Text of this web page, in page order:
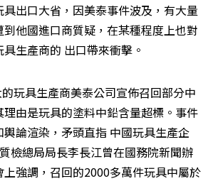
出口大省，因美泰事件波及，有大量
他國進口商質疑，在某種程度上也對
生產商的 出口帶來衝擊。
由是玩具的塗料中鉛含量超標。事件
論渲染，矛頭直指 中國玩具生產企
檢總局局長李長江曾在國務院新聞辦
強調，召回的2000多萬件玩具中屬於